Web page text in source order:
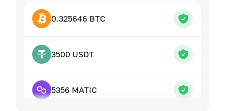
0.325646 BTC
3500 USDT
5356 MATIC